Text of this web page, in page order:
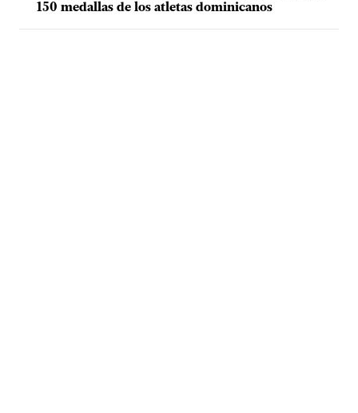
150 medallas de los atletas dominicanos